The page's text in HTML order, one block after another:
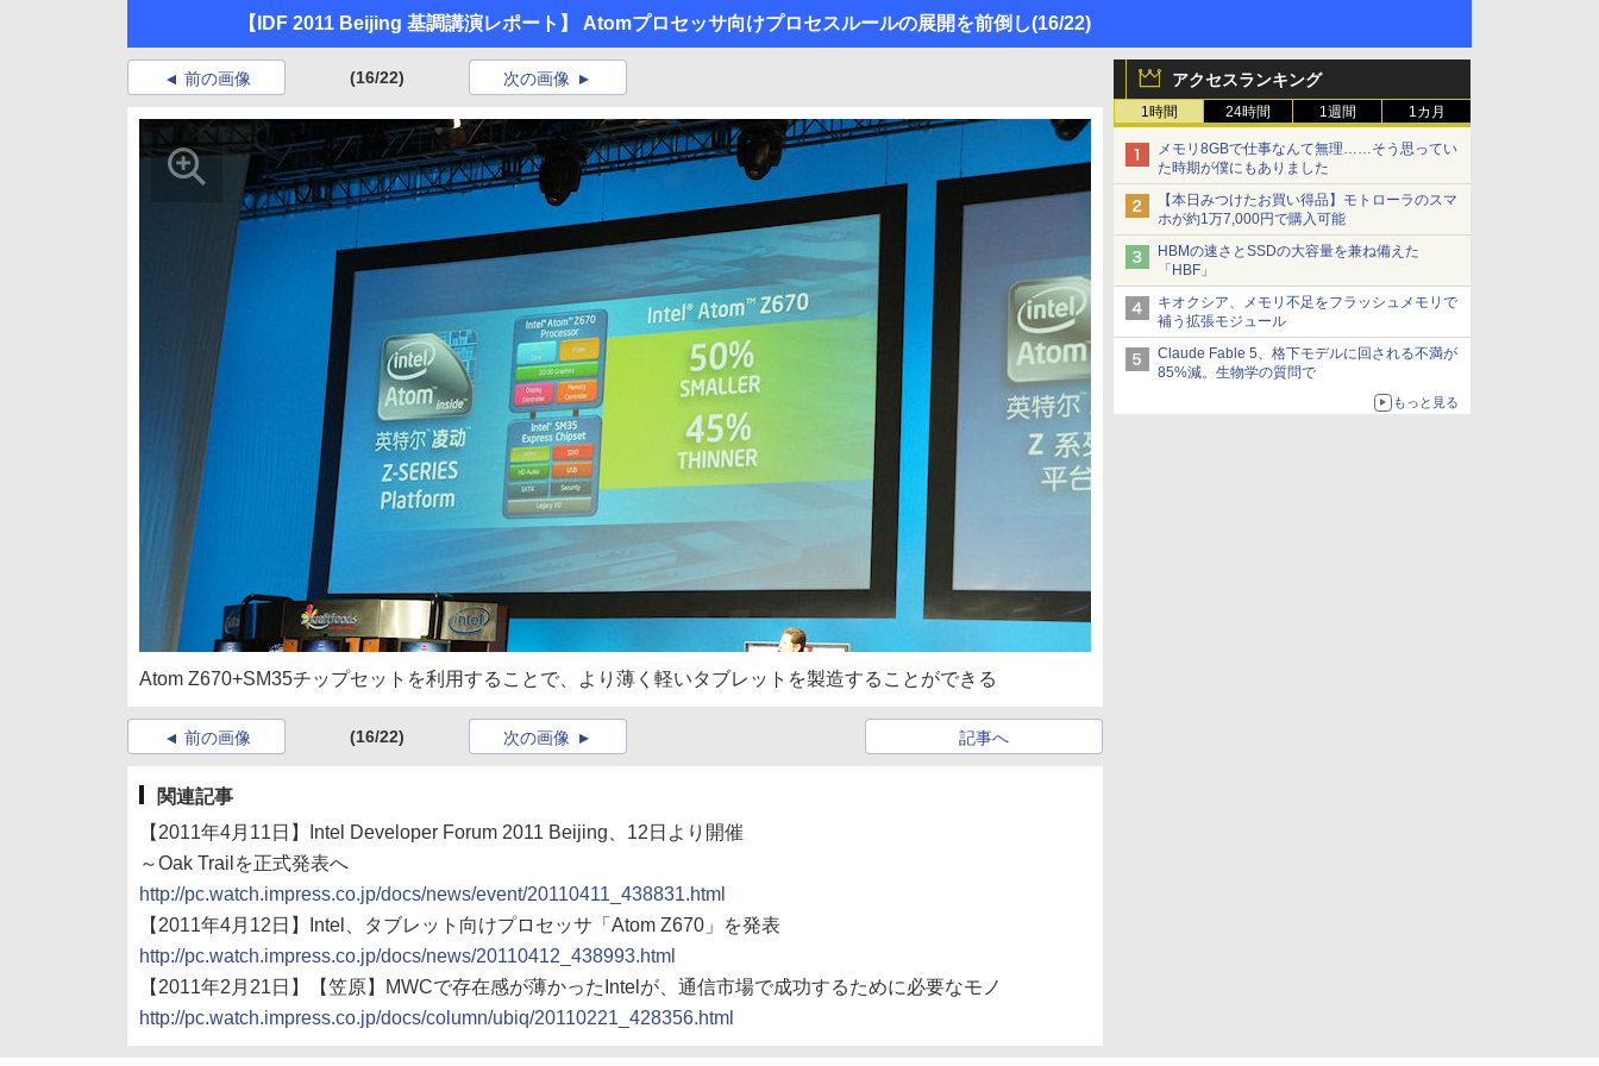
【IDF 2011 Beijing 基調講演レポート】 Atomプロセッサ向けプロセスルールの展開を前倒し(16/22)
アクセスランキング
1時間 24時間 1週間 1カ月
メモリ8GBで仕事なんて無理……そう思ってい
た時期が僕にもありました
【本日みつけたお買い得品】モトローラのスマ
ホが約1万7,000円で購入可能
HBMの速さとSSDの大容量を兼ね備えた
「HBF」
キオクシア、メモリ不足をフラッシュメモリで
補う拡張モジュール
Claude Fable 5、格下モデルに回される不満が
85%減。生物学の質問で
もっと見る
前の画像 (16/22) 次の画像
Atom Z670+SM35チップセットを利用することで、より薄く軽いタブレットを製造することができる
前の画像 (16/22) 記事へ
次の画像
関連記事
【2011年4月11日】Intel Developer Forum 2011 Beijing、12日より開催
～Oak Trailを正式発表へ
http://pc.watch.impress.co.jp/docs/news/event/20110411_438831.html
【2011年4月12日】Intel、タブレット向けプロセッサ「Atom Z670」を発表
http://pc.watch.impress.co.jp/docs/news/20110412_438993.html
【2011年2月21日】【笠原】MWCで存在感が薄かったIntelが、通信市場で成功するために必要なモノ
http://pc.watch.impress.co.jp/docs/column/ubiq/20110221_428356.html